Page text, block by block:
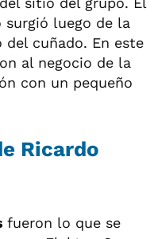
luego de la
cuñado. En este
al negocio de la
con un pequeño
Ricardo
fueron lo que se